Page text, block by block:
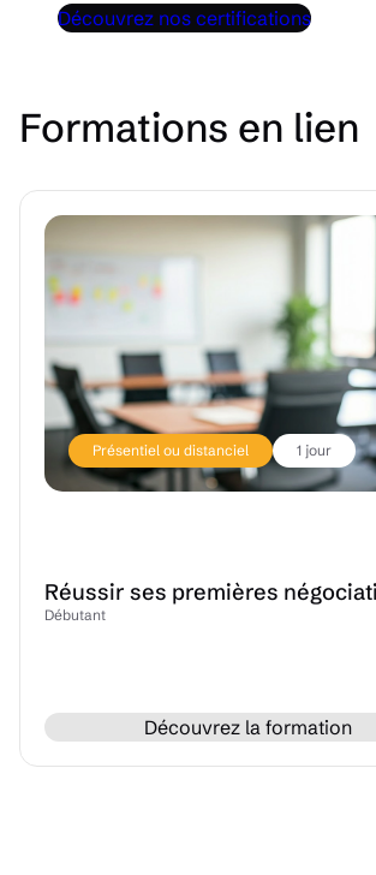
Découvrez nos certifications
Formations en lien
Présentiel ou distanciel 1 jour
Réussir ses premières
Débutant
Découvrez la formation